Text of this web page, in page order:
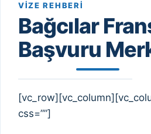
VIZE REHBERI
Bağcılar
Başvuru
css=””]